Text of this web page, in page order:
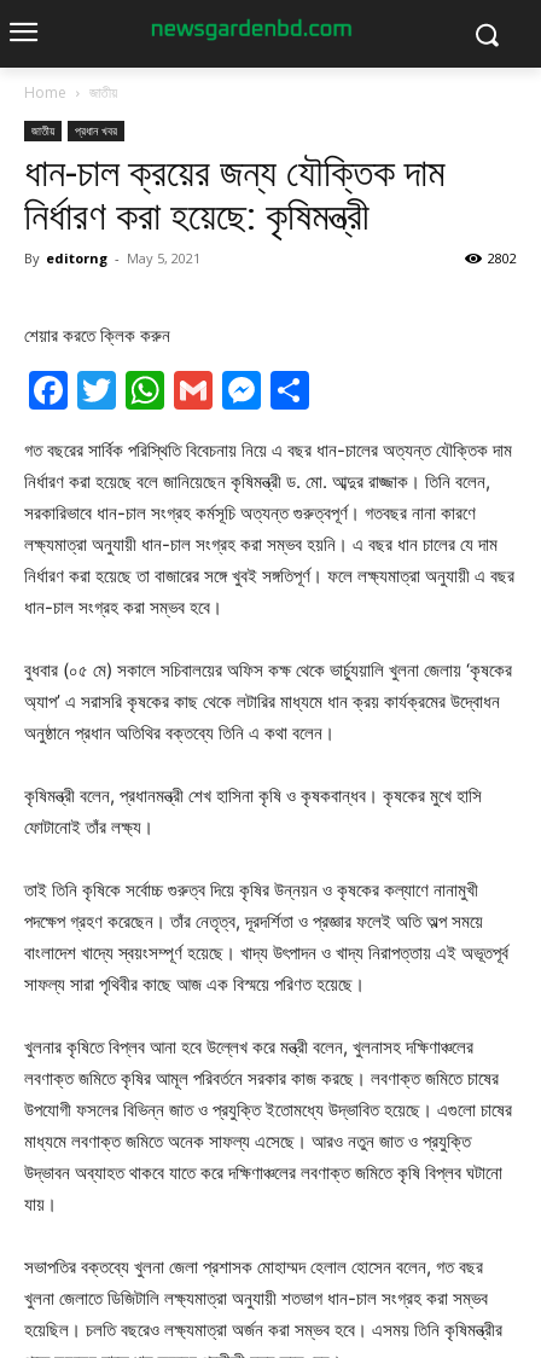
Home জাতীয়
জাতীয় প্রধান খবর
ধান-চাল ক্রয়ের জন্য যৌক্তিক দাম
নির্ধারণ করা হয়েছে: কৃষিমন্ত্রী
By editorng - May 5, 2021 2802
শেয়ার করতে ক্লিক করুন
Facebook
Twitter
WhatsApp
GmailMessenger
গত বছরের সার্বিক পরিস্থিতি বিবেচনায় নিয়ে এ বছর ধান-চালের অত্যন্ত যৌক্তিক দাম
নির্ধারণ করা হয়েছে বলে জানিয়েছেন কৃষিমন্ত্রী ড. মো. আব্দুর রাজ্জাক। তিনি বলেন,
সরকারিভাবে ধান-চাল সংগ্রহ কর্মসূচি অত্যন্ত গুরুত্বপূর্ণ। গতবছর নানা কারণে
লক্ষ্যমাত্রা অনুযায়ী ধান-চাল সংগ্রহ করা সম্ভব হয়নি। এ বছর ধান চালের যে দাম
নির্ধারণ করা হয়েছে তা বাজারের সঙ্গে খুবই সঙ্গতিপূর্ণ। ফলে লক্ষ্যমাত্রা অনুযায়ী এ বছর
ধান-চাল সংগ্রহ করা সম্ভব হবে।
বুধবার (০৫ মে) সকালে সচিবালয়ের অফিস কক্ষ থেকে ভার্চ্যুয়ালি খুলনা জেলায় ‘কৃষকের
অ্যাপ’ এ সরাসরি কৃষকের কাছ থেকে লটারির মাধ্যমে ধান ক্রয় কার্যক্রমের উদ্বোধন
অনুষ্ঠানে প্রধান অতিথির বক্তব্যে তিনি এ কথা বলেন।
কৃষিমন্ত্রী বলেন, প্রধানমন্ত্রী শেখ হাসিনা কৃষি ও কৃষকবান্ধব। কৃষকের মুখে হাসি
ফোটানোই তাঁর লক্ষ্য।
তাই তিনি কৃষিকে সর্বোচ্চ গুরুত্ব দিয়ে কৃষির উন্নয়ন ও কৃষকের কল্যাণে নানামুখী
পদক্ষেপ গ্রহণ করেছেন। তাঁর নেতৃত্ব, দূরদর্শিতা ও প্রজ্ঞার ফলেই অতি অল্প সময়ে
বাংলাদেশ খাদ্যে স্বয়ংসম্পূর্ণ হয়েছে। খাদ্য উৎপাদন ও খাদ্য নিরাপত্তায় এই অভূতপূর্ব
সাফল্য সারা পৃথিবীর কাছে আজ এক বিস্ময়ে পরিণত হয়েছে।
খুলনার কৃষিতে বিপ্লব আনা হবে উল্লেখ করে মন্ত্রী বলেন, খুলনাসহ দক্ষিণাঞ্চলের
লবণাক্ত জমিতে কৃষির আমূল পরিবর্তনে সরকার কাজ করছে। লবণাক্ত জমিতে চাষের
উপযোগী ফসলের বিভিন্ন জাত ও প্রযুক্তি ইতোমধ্যে উদ্ভাবিত হয়েছে। এগুলো চাষের
মাধ্যমে লবণাক্ত জমিতে অনেক সাফল্য এসেছে। আরও নতুন জাত ও প্রযুক্তি
উদ্ভাবন অব্যাহত থাকবে যাতে করে দক্ষিণাঞ্চলের লবণাক্ত জমিতে কৃষি বিপ্লব ঘটানো
যায়।
সভাপতির বক্তব্যে খুলনা জেলা প্রশাসক মোহাম্মদ হেলাল হোসেন বলেন, গত বছর
খুলনা জেলাতে ডিজিটালি লক্ষ্যমাত্রা অনুযায়ী শতভাগ ধান-চাল সংগ্রহ করা সম্ভব
হয়েছিল। চলতি বছরেও লক্ষ্যমাত্রা অর্জন করা সম্ভব হবে। এসময় তিনি কৃষিমন্ত্রীর